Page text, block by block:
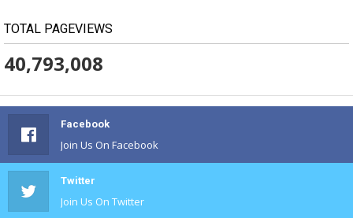
TOTAL PAGEVIEWS
40,793,008
Facebook
Join Us On Facebook
Twitter
Join Us On Twitter